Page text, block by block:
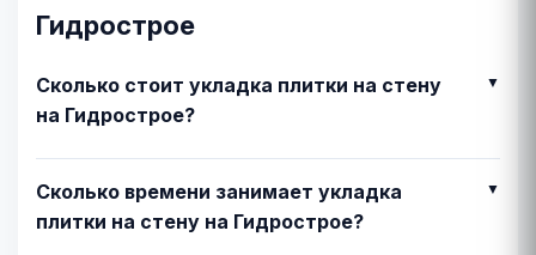
Гидрострое
Сколько стоит укладка плитки на стену
на Гидрострое?
Сколько времени занимает укладка
плитки на стену на Гидрострое?